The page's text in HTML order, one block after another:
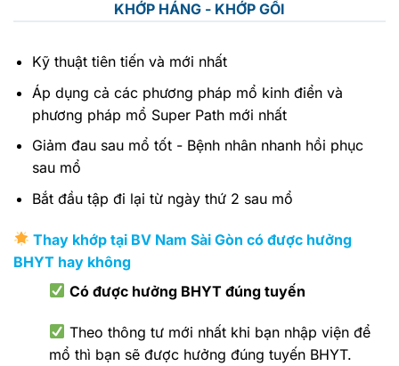
KHỚP HÁNG - KHỚP GỐI
Kỹ thuật tiên tiến và mới nhất
Áp dụng cả các phương pháp mổ kinh điển và
phương pháp mổ Super Path mới nhất
Giảm đau sau mổ tốt - Bệnh nhân nhanh hồi phục
sau mổ
Bắt đầu tập đi lại từ ngày thứ 2 sau mổ
Thay khớp tại BV Nam Sài Gòn có được hưởng
BHYT hay không
Có được hưởng BHYT đúng tuyến
Theo thông tư mới nhất khi bạn nhập viện để
mổ thì bạn sẽ được hưởng đúng tuyến BHYT.